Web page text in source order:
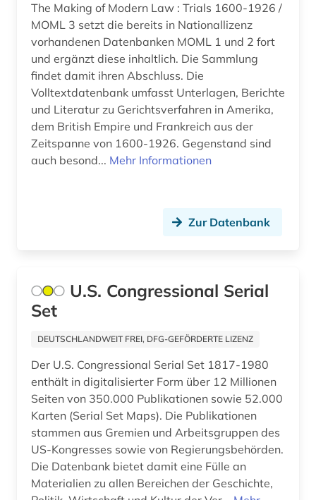
geschichte 1945-2004 (1)
geschichte 1945-2009 (1)
geschichte <1639-1800> (1)
geschichte anfänge-2000 (1)
geschlechterforschung (2)
geschlechtergeschichte (1)
gesetzesvorlage (1)
gesundheitswesen (1)
gewerkschaft (1)
großbritanien (1)
großbritannien (15)
grundwasser (1)
grönland (1)
The Making of Modern Law : Trials 1600-1926 /
MOML 3 setzt die bereits in Nationallizenz
vorhandenen Datenbanken MOML 1 und 2 fort
und ergänzt diese inhaltlich. Die Sammlung
findet damit ihren Abschluss. Die
Volltextdatenbank umfasst Unterlagen, Berichte
und Literatur zu Gerichtsverfahren in Amerika,
dem British Empire und Frankreich aus der
Zeitspanne von 1600-1926. Gegenstand sind
auch besond... Mehr Informationen
Zur Datenbank
U.S. Congressional Serial
Set
DEUTSCHLANDWEIT FREI, DFG-GEFÖRDERTE LIZENZ
Der U.S. Congressional Serial Set 1817-1980
enthält in digitalisierter Form über 12 Millionen
Seiten von 350.000 Publikationen sowie 52.000
Karten (Serial Set Maps). Die Publikationen
stammen aus Gremien und Arbeitsgruppen des
US-Kongresses sowie von Regierungsbehörden.
Die Datenbank bietet damit eine Fülle an
Materialien zu allen Bereichen der Geschichte,